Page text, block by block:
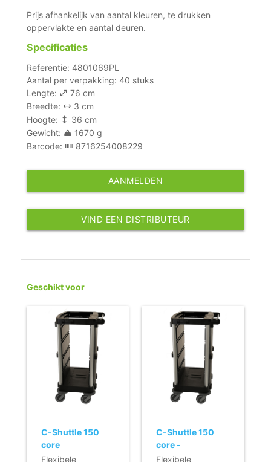
Prijs afhankelijk van aantal kleuren, te drukken
oppervlakte en aantal deuren.
Specificaties
Referentie: 4801069PL
Aantal per verpakking: 40 stuks
Lengte:
76 cm
Breedte:
3 cm
Hoogte:
36 cm
Gewicht:
1670 g
Barcode:
8716254008229
AANMELDEN
VIND EEN DISTRIBUTEUR
Geschikt voor
C-Shuttle 150
core
Flexibele
C-Shuttle 150
core -
gemonteerd
Flexibele